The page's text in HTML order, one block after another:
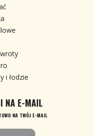
i łodzie
NA E-MAIL
NA TWÓJ E-MAIL